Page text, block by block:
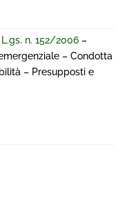
L.gs. n. 152/2006 –
– Condotta
– Presupposti e